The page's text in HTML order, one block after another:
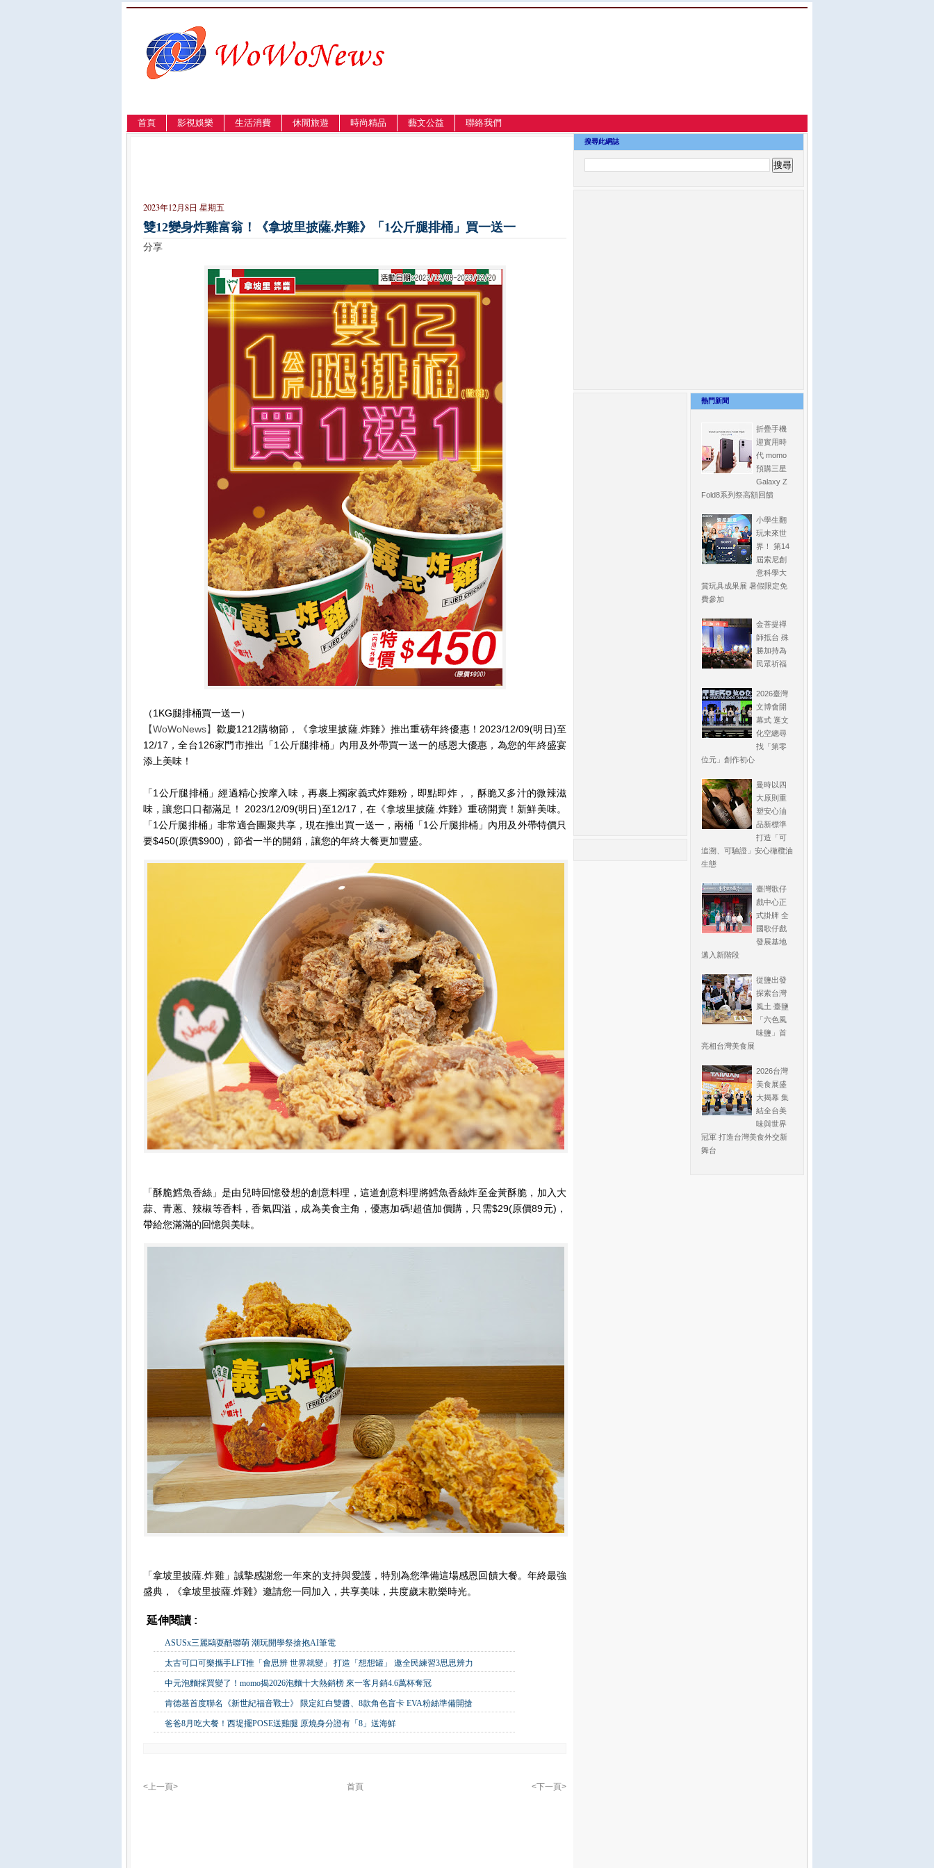
首頁 影視娛樂 生活消費 休閒旅遊 時尚精品 藝文公益 聯絡我們
2023年12月8日 星期五
雙12變身炸雞富翁！《拿坡里披薩.炸雞》「1公斤腿排桶」買一送一
分享
（1KG腿排桶買一送一）
【WoWoNews】 歡慶1212購物節，《拿坡里披薩.炸雞》推出重磅年終優惠！2023/12/09(明日)至
12/17，全台126家門市推出「1公斤腿排桶」內用及外帶買一送一的感恩大優惠，為您的年終盛宴
添上美味！
「1公斤腿排桶」經過精心按摩入味，再裹上獨家義式炸雞粉，即點即炸，，酥脆又多汁的微辣滋
味，讓您口口都滿足！ 2023/12/09(明日)至12/17，在《拿坡里披薩.炸雞》重磅開賣！新鮮美味。
「1公斤腿排桶」非常適合團聚共享，現在推出買一送一，兩桶「1公斤腿排桶」內用及外帶特價只
要$450(原價$900)，節省一半的開銷，讓您的年終大餐更加豐盛。
「酥脆鱈魚香絲」是由兒時回憶發想的創意料理，這道創意料理將鱈魚香絲炸至金黃酥脆，加入大
蒜、青蔥、辣椒等香料，香氣四溢，成為美食主角，優惠加碼!超值加價購，只需$29(原價89元)，
帶給您滿滿的回憶與美味。
「拿坡里披薩.炸雞」誠摯感謝您一年來的支持與愛護，特別為您準備這場感恩回饋大餐。年終最強
盛典，《拿坡里披薩.炸雞》邀請您一同加入，共享美味，共度歲末歡樂時光。
延伸閱讀 :
ASUSx三麗鷗耍酷聯萌 潮玩開學祭搶抱AI筆電
太古可口可樂攜手LFT推「會思辨 世界就變」 打造「想想罐」 邀全民練習3思思辨力
中元泡麵採買變了！momo揭2026泡麵十大熱銷榜 來一客月銷4.6萬杯奪冠
肯德基首度聯名《新世紀福音戰士》 限定紅白雙醬、8款角色盲卡 EVA粉絲準備開搶
爸爸8月吃大餐！西堤擺POSE送雞腿 原燒身分證有「8」送海鮮
<上一頁> <下一頁>
首頁
搜尋此網誌
熱門新聞
折疊手機
迎實用時
代 momo
預購三星
Galaxy Z
Fold8系列祭高額回饋
小學生翻
玩未來世
界！ 第14
屆索尼創
意科學大
賞玩具成果展 暑假限定免
費參加
金菩提禪
師抵台 殊
勝加持為
民眾祈福
2026臺灣
文博會開
幕式 逛文
化空總尋
找「第零
位元」創作初心
曼時以四
大原則重
塑安心油
品新標準
打造「可
追溯、可驗證」安心橄欖油
生態
臺灣歌仔
戲中心正
式掛牌 全
國歌仔戲
發展基地
邁入新階段
從鹽出發
探索台灣
風土 臺鹽
「六色風
味鹽」首
亮相台灣美食展
2026台灣
美食展盛
大揭幕 集
結全台美
味與世界
冠軍 打造台灣美食外交新
舞台